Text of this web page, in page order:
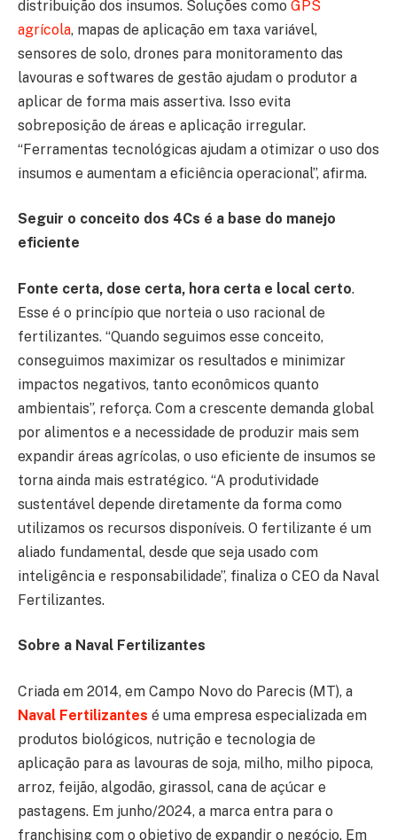
distribuição dos insumos. Soluções como GPS
agrícola, mapas de aplicação em taxa variável,
sensores de solo, drones para monitoramento das
lavouras e softwares de gestão ajudam o produtor a
aplicar de forma mais assertiva. Isso evita
sobreposição de áreas e aplicação irregular.
“Ferramentas tecnológicas ajudam a otimizar o uso dos
insumos e aumentam a eficiência operacional”, afirma.
Seguir o conceito dos 4Cs é a base do manejo
eficiente
Fonte certa, dose certa, hora certa e local certo.
Esse é o princípio que norteia o uso racional de
fertilizantes. “Quando seguimos esse conceito,
conseguimos maximizar os resultados e minimizar
impactos negativos, tanto econômicos quanto
ambientais”, reforça. Com a crescente demanda global
por alimentos e a necessidade de produzir mais sem
expandir áreas agrícolas, o uso eficiente de insumos se
torna ainda mais estratégico. “A produtividade
sustentável depende diretamente da forma como
utilizamos os recursos disponíveis. O fertilizante é um
aliado fundamental, desde que seja usado com
inteligência e responsabilidade”, finaliza o CEO da Naval
Fertilizantes.
Sobre a Naval Fertilizantes
Criada em 2014, em Campo Novo do Parecis (MT), a
Naval Fertilizantes é uma empresa especializada em
produtos biológicos, nutrição e tecnologia de
aplicação para as lavouras de soja, milho, milho pipoca,
arroz, feijão, algodão, girassol, cana de açúcar e
pastagens. Em junho/2024, a marca entra para o
franchising com o objetivo de expandir o negócio. Em